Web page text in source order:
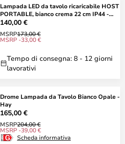
Lampada LED da tavolo ricaricabile HOST
PORTABLE, bianco crema 22 cm IP44 -
HAY
140,00 €
MSRP173,00 €
MSRP -33,00 €
Tempo di consegna: 8 - 12 giorni
lavorativi
Drome Lampada da Tavolo Bianco Opale -
Hay
165,00 €
MSRP204,00 €
MSRP -39,00 €
Scheda informativa